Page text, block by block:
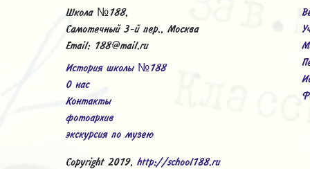
Школа №188,
Самотечный 3-й пер., Москва
Email: 188@mail.ru
История школы №188
О нас
Контакты
фотоархив
экскурсия по музею
Copyright 2019, http://school188.ru